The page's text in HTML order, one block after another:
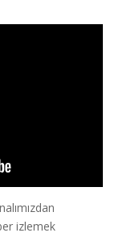
izlemek